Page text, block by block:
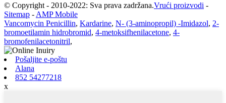
© Copyright - 2010-2022: Sva prava zadržana.Vrući proizvodi -
Sitemap - AMP Mobile
Vancomycin Penicillin, Kardarine, N- (3-aminopropil) -Imidazol, 2-
bromoetilamin hidrobromid, 4-metoksifhenilacetone, 4-
bromofenilacetonitril,
Pošaljite e-poštu
Alana
852 54277218
x